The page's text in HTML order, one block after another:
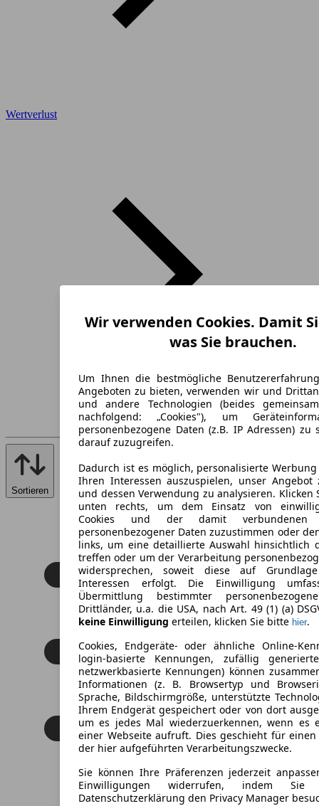
Wertverlust
Sortieren
Wir verwenden Cookies. Damit
was Sie brauchen.
Um Ihnen die bestmögliche
Angeboten zu bieten, verwenden wir und
und andere Technologien (beides
nachfolgend: „Cookies"), um
personenbezogene Daten (z.B. IP Adressen) zu
darauf zuzugreifen.
Dadurch ist es möglich, personalisierte
Ihren Interessen auszuspielen, unser Angebot
und dessen Verwendung zu analysieren. Klicken
unten rechts, um dem Einsatz von
Cookies und der damit verbundenen
personenbezogener Daten zuzustimmen oder
links, um eine detaillierte Auswahl hinsichtlich
treffen oder um der Verarbeitung
widersprechen, soweit diese auf
Interessen erfolgt. Die Einwilligung
Übermittlung bestimmter
Drittländer, u.a. die USA, nach Art. 49 (1) (a)
keine Einwilligung erteilen, klicken Sie bitte hier.
Cookies, Endgeräte- oder ähnliche Online-
login-basierte Kennungen, zufällig
netzwerkbasierte Kennungen) können
Informationen (z. B. Browsertyp und
Sprache, Bildschirmgröße, unterstützte
Ihrem Endgerät gespeichert oder von dort
um es jedes Mal wiederzuerkennen, wenn es
einer Webseite aufruft. Dies geschieht für
der hier aufgeführten Verarbeitungszwecke.
Sie können Ihre Präferenzen jederzeit
Einwilligungen widerrufen, indem
Datenschutzerklärung den Privacy Manager